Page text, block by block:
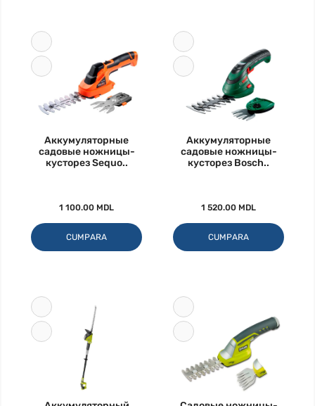
Аккумуляторные
садовые ножницы-
кусторез Sequo..
1 100.00 MDL
CUMPARA
Аккумуляторные
садовые ножницы-
кусторез Bosch..
1 520.00 MDL
CUMPARA